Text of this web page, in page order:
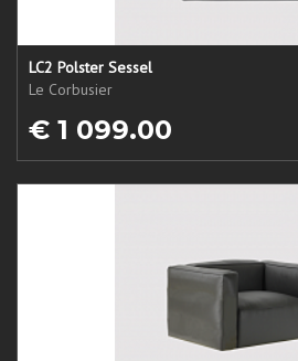
LC2 Polster Sessel
Le Corbusier
€ 1 099.00